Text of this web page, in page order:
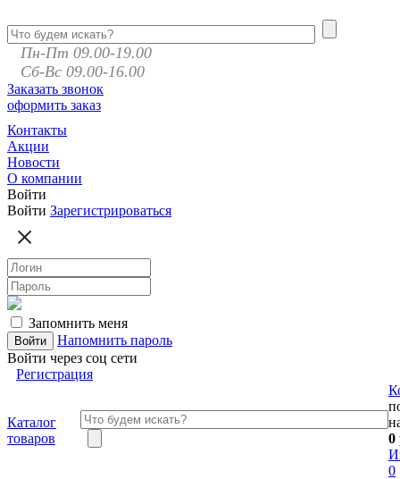
Пн-Пт 09.00-19.00
Сб-Вс 09.00-16.00
Заказать звонок
оформить заказ
Контакты
Акции
Новости
О компании
Войти
Войти Зарегистрироваться
Запомнить меня
Напомнить пароль
Войти через соц сети
Регистрация
Каталог
товаров
0
0